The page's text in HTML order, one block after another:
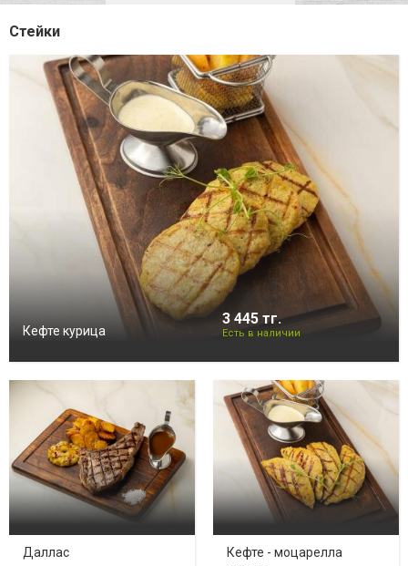
Стейки
Кефте курица
3 445 тг.
Есть в наличии
Даллас
Кефте - моцарелла